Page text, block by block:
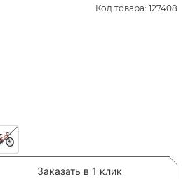
Код товара: 127408
Заказать в 1 клик